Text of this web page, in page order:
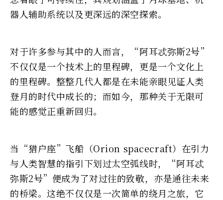
器人辅助系统以及更深远的深空探索。
对于许多参与其中的人而言，“阿耳忒弥斯2号”
不仅仅是一个技术上的里程碑，更是一个文化上
的里程碑。整整几代人都是在未能亲眼见证人类
登月的时代中成长的；而如今，那种关于无限可
能的感觉正重新回归。
当“猎户座”飞船（Orion spacecraft）在引力
与人类智慧的指引下划过太空弧线时，“阿耳忒
弥斯2号”便成为了对过往的致敬，亦是通往未来
的桥梁。这绝不仅仅是一次简单的绕月之旅，它